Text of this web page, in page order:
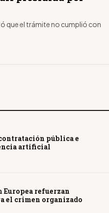
que el trámite no cumplió con
pública e
artificial
Europea refuerzan
el crimen organizado